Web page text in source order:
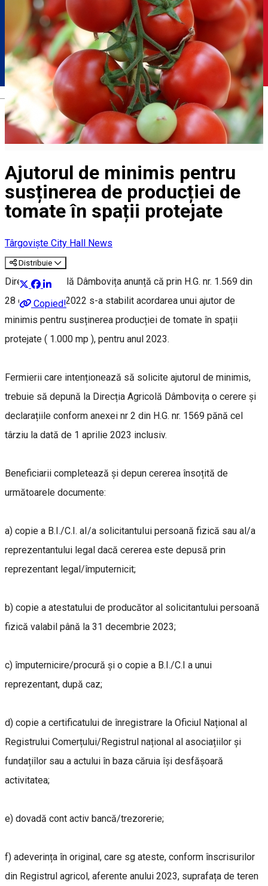
Română
Ajutorul de minimis pentru
susținerea de producției de
tomate în spații protejate
Târgoviște City Hall News
Distribuie
Copied!
Direcția Agricolă Dâmbovița anunță că prin H.G. nr. 1.569 din
28 decembrie 2022 s-a stabilit acordarea unui ajutor de
minimis pentru susținerea producției de tomate în spații
protejate ( 1.000 mp ), pentru anul 2023.
Fermierii care intenționează să solicite ajutorul de minimis,
trebuie să depună la Direcția Agricolă Dâmbovița o cerere și
declarațiile conform anexei nr 2 din H.G. nr. 1569 pănă cel
târziu la dată de 1 aprilie 2023 inclusiv.
Beneficiarii completează și depun cererea însoțită de
următoarele documente:
a) copie a B.I./C.I. aI/a solicitantuIui persoană fizică sau al/a
reprezentantului legal dacă cererea este depusă prin
reprezentant legal/împuternicit;
b) copie a atestatului de producător al solicitantului persoană
fizică valabil până la 31 decembrie 2023;
c) împuternicire/procură și o copie a B.I./C.I a unui
reprezentant, după caz;
d) copie a certificatului de înregistrare la Oficiul Național al
Registrului Comerțului/Registrul național al asociațiilor și
fundațiîlor sau a actului în baza căruia își desfășoară
activitatea;
e) dovadă cont activ bancă/trezorerie;
f) adeverința în original, care sg ateste, conform înscrisurilor
din Registrul agricol, aferente anului 2023, suprafața de teren